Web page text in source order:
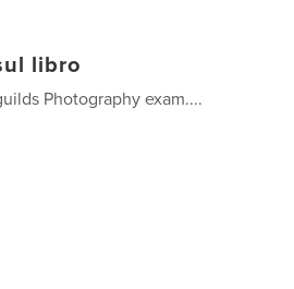
libro
Photography exam....